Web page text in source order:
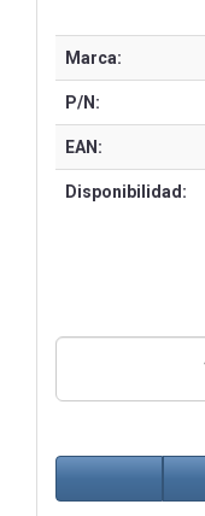
Marca:
P/N:
EAN:
Disponibilidad: